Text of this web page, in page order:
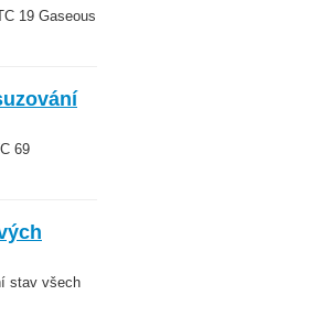
19 Gaseous
69
stav všech